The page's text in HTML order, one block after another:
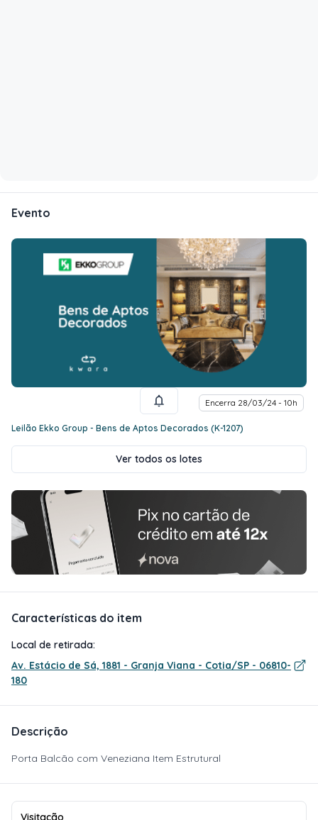
Evento
Encerra 28/03/24 - 10h
Leilão Ekko Group - Bens de Aptos Decorados (K-1207)
Ver todos os lotes
Características do item
Local de retirada:
Av. Estácio de Sá, 1881 - Granja Viana - Cotia/SP - 06810-
180
Descrição
Porta Balcão com Veneziana Item Estrutural
Visitação